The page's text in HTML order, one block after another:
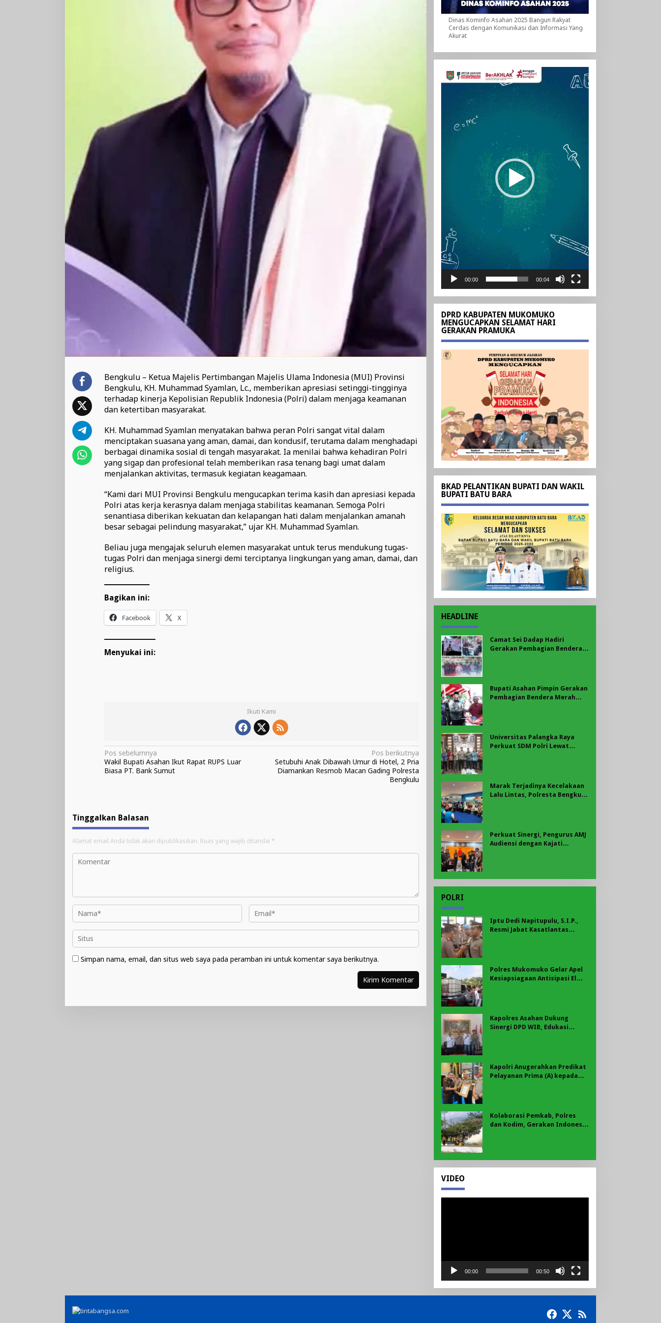
Bengkulu – Ketua Majelis Pertimbangan Majelis Ulama Indonesia (MUI) Provinsi
Bengkulu, KH. Muhammad Syamlan, Lc., memberikan apresiasi setinggi-tingginya
terhadap kinerja Kepolisian Republik Indonesia (Polri) dalam menjaga keamanan
dan ketertiban masyarakat.
KH. Muhammad Syamlan menyatakan bahwa peran Polri sangat vital dalam
menciptakan suasana yang aman, damai, dan kondusif, terutama dalam menghadapi
berbagai dinamika sosial di tengah masyarakat. Ia menilai bahwa kehadiran Polri
yang sigap dan profesional telah memberikan rasa tenang bagi umat dalam
menjalankan aktivitas, termasuk kegiatan keagamaan.
“Kami dari MUI Provinsi Bengkulu mengucapkan terima kasih dan apresiasi kepada
Polri atas kerja kerasnya dalam menjaga stabilitas keamanan. Semoga Polri
senantiasa diberikan kekuatan dan kelapangan hati dalam menjalankan amanah
besar sebagai pelindung masyarakat,” ujar KH. Muhammad Syamlan.
Beliau juga mengajak seluruh elemen masyarakat untuk terus mendukung tugas-
tugas Polri dan menjaga sinergi demi terciptanya lingkungan yang aman, damai, dan
religius.
Bagikan ini:
Facebook X
Menyukai ini:
Ikuti Kami
Navigasi
pos
Pos sebelumnya
Wakil Bupati Asahan Ikut Rapat RUPS Luar
Biasa PT. Bank Sumut
Pos berikutnya
Setubuhi Anak Dibawah Umur di Hotel, 2 Pria
Diamankan Resmob Macan Gading Polresta
Bengkulu
Tinggalkan Balasan
Alamat email Anda tidak akan dipublikasikan. Ruas yang wajib ditandai *
Simpan nama, email, dan situs web saya pada peramban ini untuk komentar saya berikutnya.
Dinas Kominfo Asahan 2025 Bangun Rakyat
Cerdas dengan Komunikasi dan Informasi Yang
Akurat
Pemutar
Video
00:00 00:04
DPRD KABUPATEN MUKOMUKO
MENGUCAPKAN SELAMAT HARI
GERAKAN PRAMUKA
BKAD PELANTIKAN BUPATI DAN WAKIL
BUPATI BATU BARA
HEADLINE
Camat Sei Dadap Hadiri
Gerakan Pembagian Bendera
Bupati Asahan Pimpin Gerakan
Pembagian Bendera Merah
Universitas Palangka Raya
Perkuat SDM Polri Lewat
Marak Terjadinya Kecelakaan
Lalu Lintas, Polresta Bengkulu
Perkuat Sinergi, Pengurus AMJ
Audiensi dengan Kajati
POLRI
Iptu Dedi Napitupulu, S.I.P.,
Resmi Jabat Kasatlantas
Polres Mukomuko Gelar Apel
Kesiapsiagaan Antisipasi El
Kapolres Asahan Dukung
Sinergi DPD WIB, Edukasi
Kapolri Anugerahkan Predikat
Pelayanan Prima (A) kepada
Kolaborasi Pemkab, Polres
dan Kodim, Gerakan Indonesia
VIDEO
00:00 00:50